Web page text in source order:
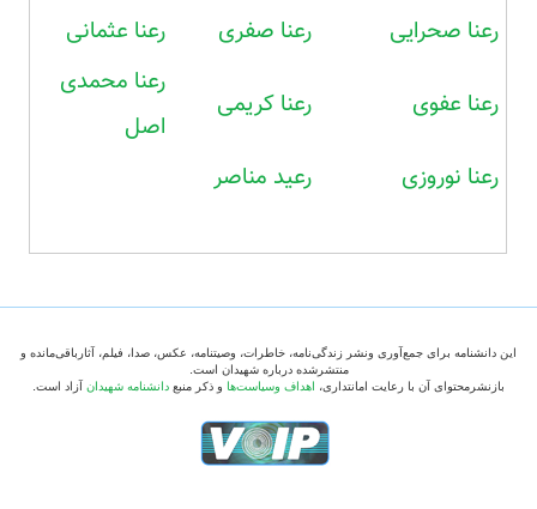
رعنا صحرایی
رعنا صفری رعنا عثمانی
رعنا عفوی رعنا کریمی
رعنا محمدی
اصل
رعنا نوروزی
رعید مناصر
این دانشنامه برای جمع‌آوری ونشر زندگی‌نامه، خاطرات، وصیتنامه، عکس، صدا، فیلم، آثارباقی‌مانده و
منتشرشده درباره شهیدان است.
بازنشرمحتوای آن با رعایت امانتداری، اهداف وسیاست‌ها و ذکر منبع دانشنامه شهیدان آزاد است.